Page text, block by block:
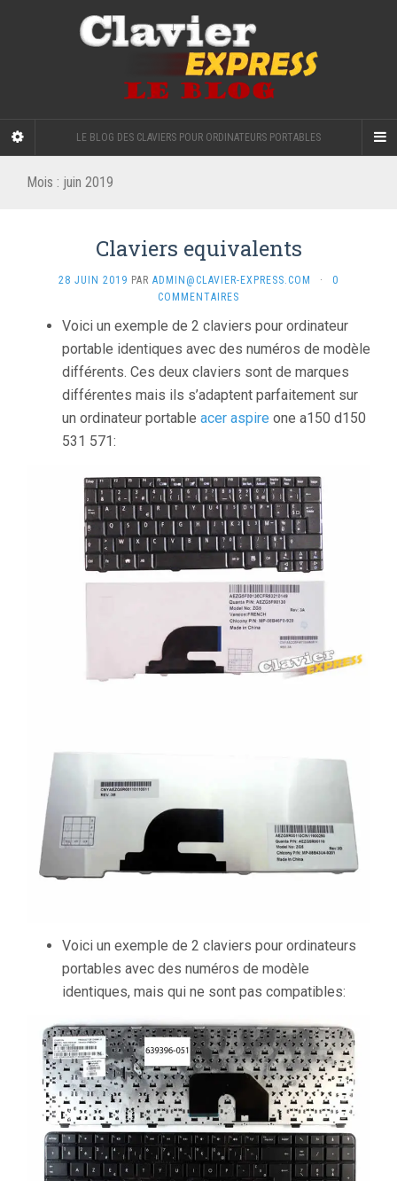
LE BLOG DES CLAVIERS POUR ORDINATEURS PORTABLES
Mois : juin 2019
Claviers equivalents
28 JUIN 2019 PAR ADMIN@CLAVIER-EXPRESS.COM ·
0
COMMENTAIRES
Voici un exemple de 2 claviers pour ordinateur
portable identiques avec des numéros de modèle
différents. Ces deux claviers sont de marques
différentes mais ils s’adaptent parfaitement sur
un ordinateur portable acer aspire one a150 d150
531 571:
Voici un exemple de 2 claviers pour ordinateurs
portables avec des numéros de modèle
identiques, mais qui ne sont pas compatibles: